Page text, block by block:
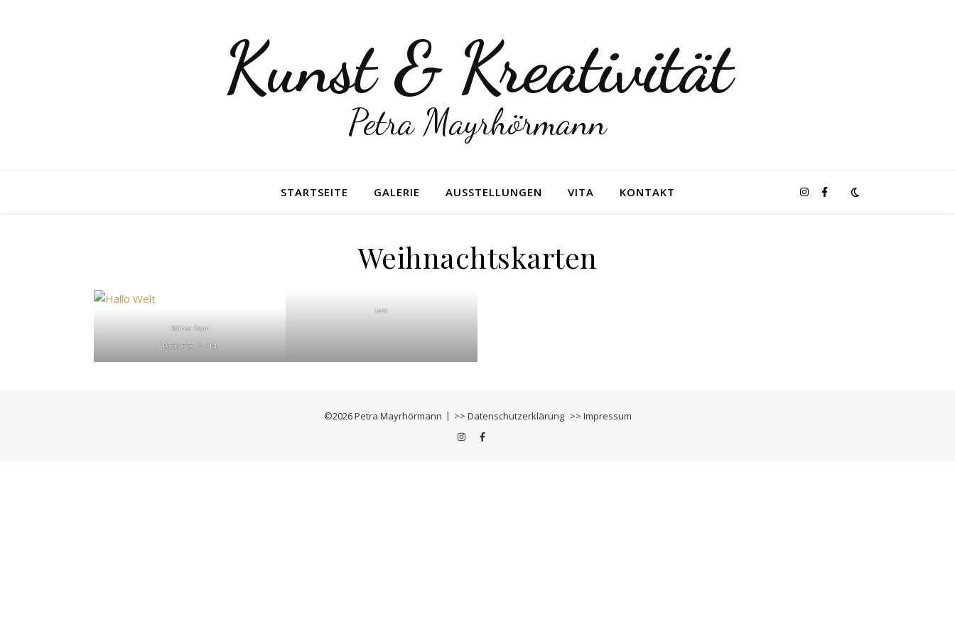
Kunst & Kreativität
Petra Mayrhörmann
STARTSEITE GALERIE AUSSTELLUNGEN VITA KONTAKT
Weihnachtskarten
Kölner Dom
Postkarte 11×14
test
©2026 Petra Mayrhörmann >> Datenschutzerklärung >> Impressum